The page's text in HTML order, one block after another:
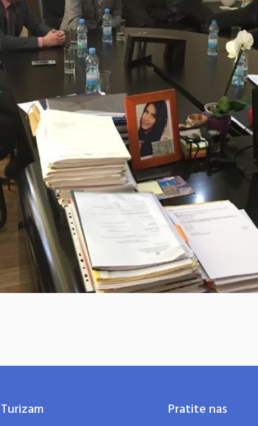
Turizam Pratite nas